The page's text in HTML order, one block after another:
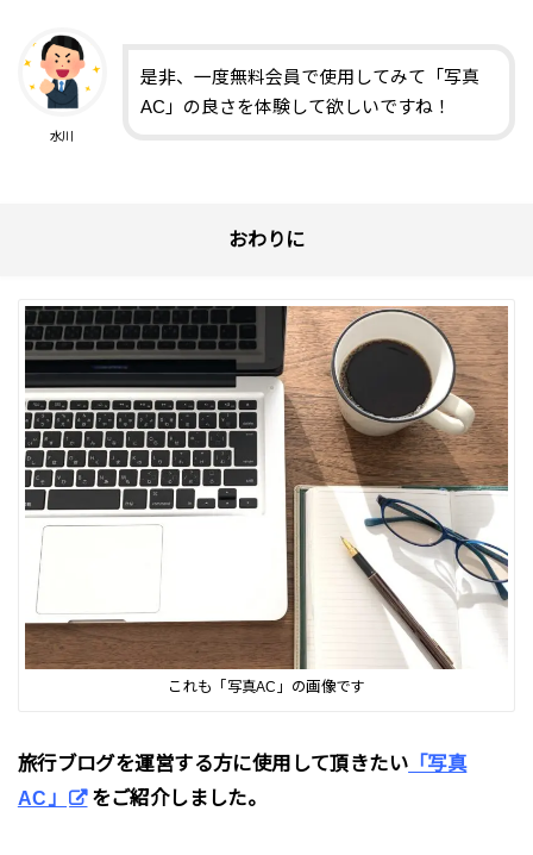
水川
是非、一度無料会員で使用してみて「写真
AC」の良さを体験して欲しいですね！
おわりに
これも「写真AC」の画像です
旅行ブログを運営する方に使用して頂きたい 「写真
AC」
をご紹介しました。